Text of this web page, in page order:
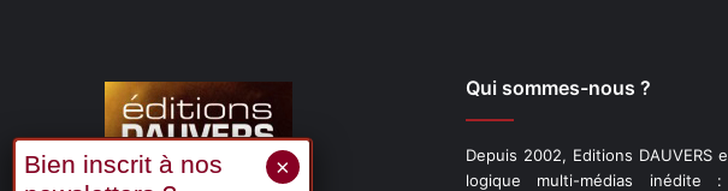
Qui sommes-nous ?
Depuis 2002, Editions
logique multi-médias inédite :